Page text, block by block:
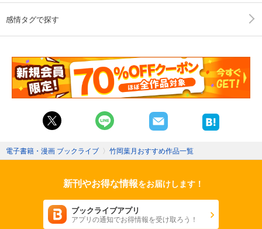
感情タグで探す
電子書籍・漫画 ブックライブ 〉 竹岡葉月おすすめ作品一覧
新刊やお得な情報をお届けします！
ブックライブアプリ
アプリの通知でお得情報を受け取ろう！